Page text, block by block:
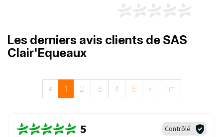
Les derniers avis clients de SAS
Clair'Equeaux
« 1 2 3 4 5 » Fin
5 Contrôlé